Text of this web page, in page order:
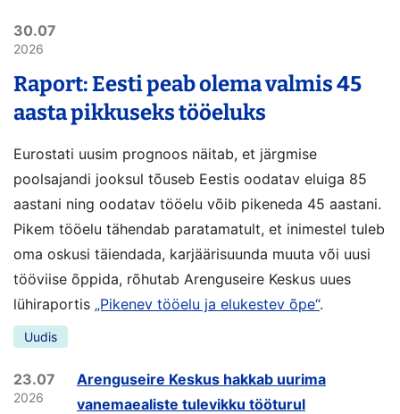
30.07
2026
Raport: Eesti peab olema valmis 45
aasta pikkuseks tööeluks
Eurostati uusim prognoos näitab, et järgmise
poolsajandi jooksul tõuseb Eestis oodatav eluiga 85
aastani ning oodatav tööelu võib pikeneda 45 aastani.
Pikem tööelu tähendab paratamatult, et inimestel tuleb
oma oskusi täiendada, karjäärisuunda muuta või uusi
tööviise õppida, rõhutab Arenguseire Keskus uues
lühiraportis „Pikenev tööelu ja elukestev õpe“.
Uudis
23.07
2026
Arenguseire Keskus hakkab uurima
vanemaealiste tulevikku tööturul